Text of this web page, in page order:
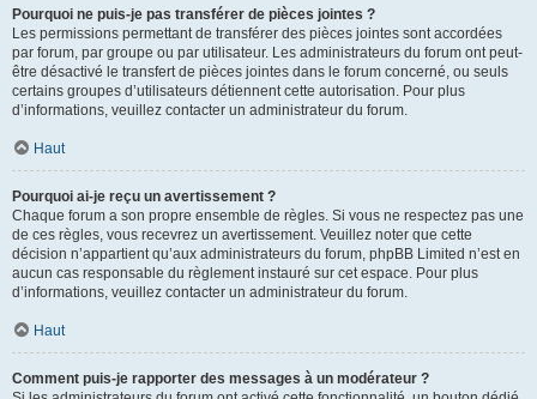
Pourquoi ne puis-je pas transférer de pièces jointes ?
Les permissions permettant de transférer des pièces jointes sont accordées
par forum, par groupe ou par utilisateur. Les administrateurs du forum ont peut-
être désactivé le transfert de pièces jointes dans le forum concerné, ou seuls
certains groupes d’utilisateurs détiennent cette autorisation. Pour plus
d’informations, veuillez contacter un administrateur du forum.
Haut
Pourquoi ai-je reçu un avertissement ?
Chaque forum a son propre ensemble de règles. Si vous ne respectez pas une
de ces règles, vous recevrez un avertissement. Veuillez noter que cette
décision n’appartient qu’aux administrateurs du forum, phpBB Limited n’est en
aucun cas responsable du règlement instauré sur cet espace. Pour plus
d’informations, veuillez contacter un administrateur du forum.
Haut
Comment puis-je rapporter des messages à un modérateur ?